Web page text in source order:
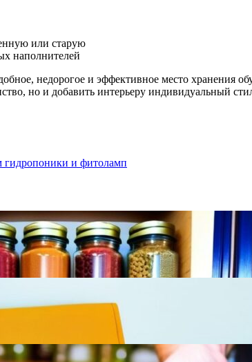
или старую
наполнителей
недорогое и эффективное место хранения
но и добавить интерьеру индивидуальный
гидропоники и фитоламп